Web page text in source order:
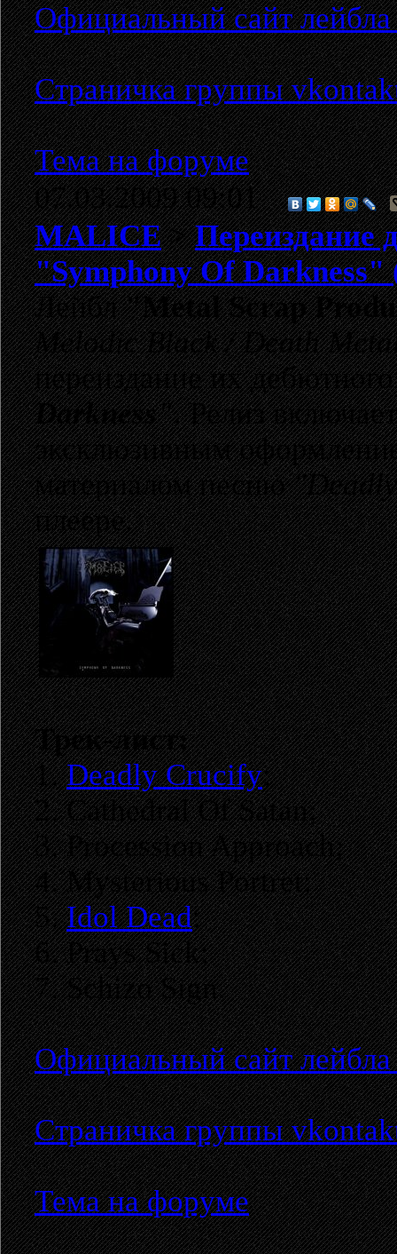
Официальный сайт
Страничка группы
Тема на форуме
07.03.2009 09:01
MALICE>Переиздание
"Symphony Of Darkness"
Лейбл"Metal Scrap
Melodic Black / Death
переиздание их
Darkness". Релиз
эксклюзивным
материалом песню
плеере.
Трек-лист:
1.Deadly Crucify;
2. Cathedral Of Satan;
3. Procession Approach;
4. Mysterious Portret;
5.Idol Dead;
6. Prays Sick;
7. Schizo Sign.
Официальный сайт
Страничка группы
Тема на форуме